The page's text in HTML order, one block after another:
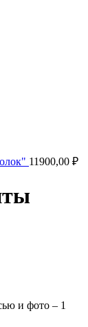
11900,00 ₽
и фото – 1